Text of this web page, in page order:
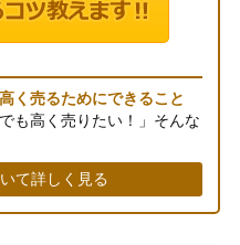
く売るためにできること
も高く売りたい！」そんな
て詳しく見る